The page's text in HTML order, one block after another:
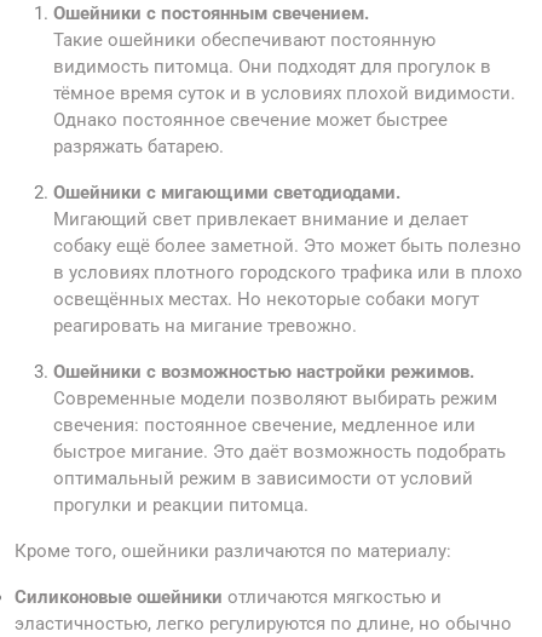
Ошейники с постоянным свечением.
Такие ошейники обеспечивают постоянную
видимость питомца. Они подходят для прогулок в
тёмное время суток и в условиях плохой видимости.
Однако постоянное свечение может быстрее
разряжать батарею.
Ошейники с мигающими светодиодами.
Мигающий свет привлекает внимание и делает
собаку ещё более заметной. Это может быть полезно
в условиях плотного городского трафика или в плохо
освещённых местах. Но некоторые собаки могут
реагировать на мигание тревожно.
Ошейники с возможностью настройки режимов.
Современные модели позволяют выбирать режим
свечения: постоянное свечение, медленное или
быстрое мигание. Это даёт возможность подобрать
оптимальный режим в зависимости от условий
прогулки и реакции питомца.
Кроме того, ошейники различаются по материалу:
Силиконовые ошейники отличаются мягкостью и
эластичностью, легко регулируются по длине, но обычно